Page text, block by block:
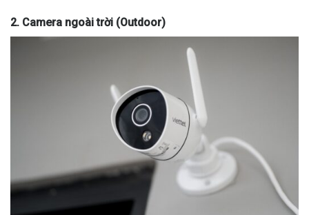
2. Camera ngoài trời (Outdoor)